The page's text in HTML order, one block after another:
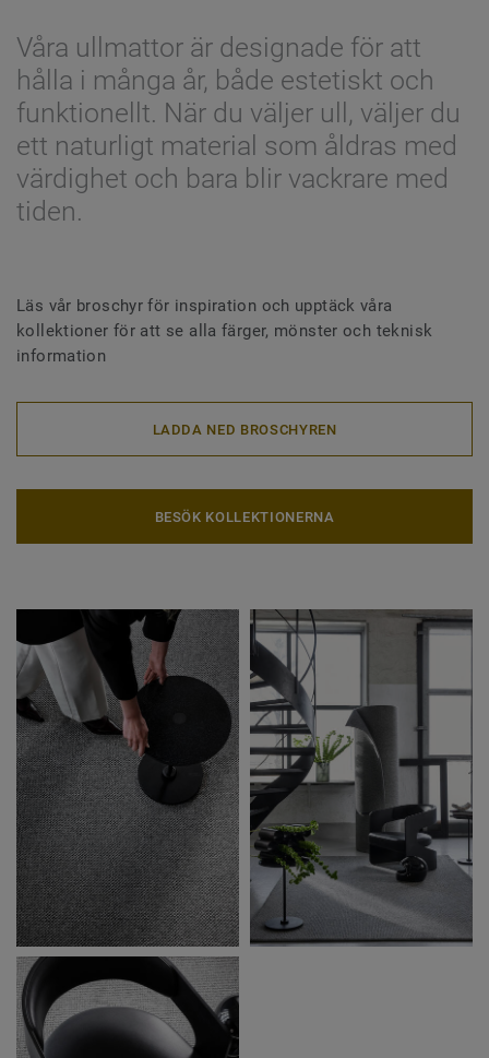
Våra ullmattor är designade för att
hålla i många år, både estetiskt och
funktionellt. När du väljer ull, väljer du
ett naturligt material som åldras med
värdighet och bara blir vackrare med
tiden.
Läs vår broschyr för inspiration och upptäck våra
kollektioner för att se alla färger, mönster och teknisk
information
LADDA NED BROSCHYREN
BESÖK KOLLEKTIONERNA